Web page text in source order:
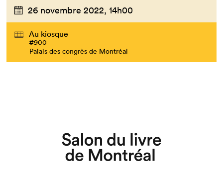
26 novembre 2022, 14h00
Au kiosque
#900
Palais des congrès de Montréal